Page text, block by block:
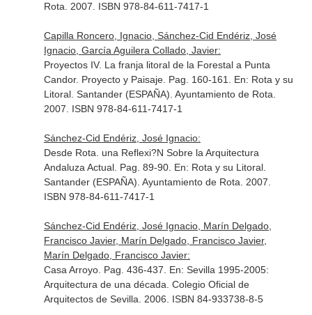
Rota. 2007. ISBN 978-84-611-7417-1
Capilla Roncero, Ignacio, Sánchez-Cid Endériz, José
Ignacio, García Aguilera Collado, Javier:
Proyectos IV. La franja litoral de la Forestal a Punta
Candor. Proyecto y Paisaje. Pag. 160-161. En: Rota y su
Litoral. Santander (ESPAÑA). Ayuntamiento de Rota.
2007. ISBN 978-84-611-7417-1
Sánchez-Cid Endériz, José Ignacio:
Desde Rota. una Reflexi?N Sobre la Arquitectura
Andaluza Actual. Pag. 89-90. En: Rota y su Litoral.
Santander (ESPAÑA). Ayuntamiento de Rota. 2007.
ISBN 978-84-611-7417-1
Sánchez-Cid Endériz, José Ignacio, Marín Delgado,
Francisco Javier, Marín Delgado, Francisco Javier,
Marín Delgado, Francisco Javier:
Casa Arroyo. Pag. 436-437. En: Sevilla 1995-2005:
Arquitectura de una década . Colegio Oficial de
Arquitectos de Sevilla. 2006. ISBN 84-933738-8-5